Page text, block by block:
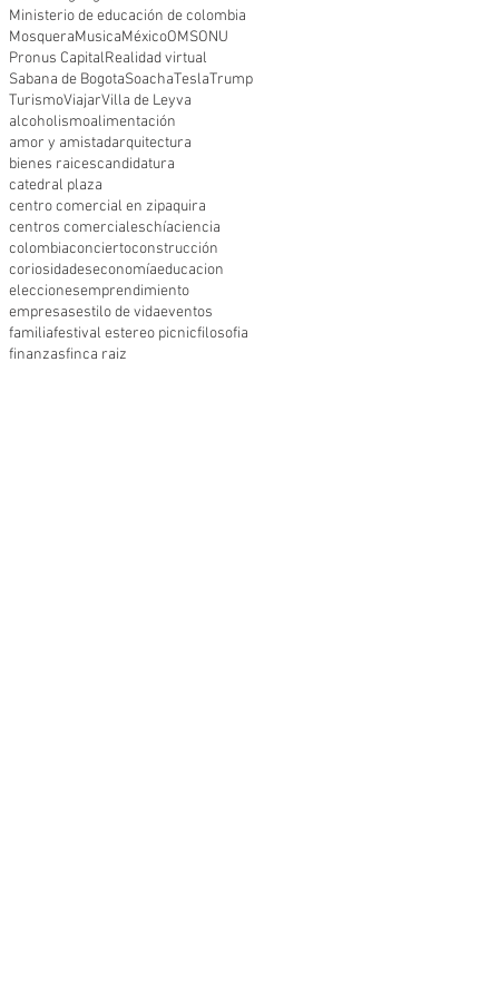
Ministerio de educación de colombia
MosqueraMusicaMéxicoOMSONU
Pronus CapitalRealidad virtual
Sabana de BogotaSoachaTeslaTrump
TurismoViajarVilla de Leyva
alcoholismoalimentación
amor y amistadarquitectura
bienes raicescandidatura
catedral plaza
centro comercial en zipaquira
centros comercialeschíaciencia
colombiaconciertoconstrucción
coriosidadeseconomíaeducacion
eleccionesemprendimiento
empresasestilo de vidaeventos
familiafestival estereo picnicfilosofia
finanzasfinca raiz